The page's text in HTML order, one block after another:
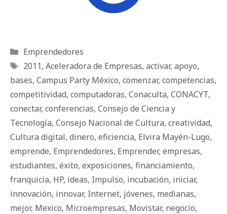
Categorías
Emprendedores
Etiquetas
2011, Aceleradora de Empresas, activar, apoyo,
bases, Campus Party México, comenzar, competencias,
competitividad, computadoras, Conaculta, CONACYT,
conectar, conferencias, Consejo de Ciencia y
Tecnología, Consejo Nacional de Cultura, creatividad,
Cultura digital, dinero, eficiencia, Elvira Mayén-Lugo,
emprende, Emprendedores, Emprender, empresas,
estudiantes, éxito, exposiciones, financiamiento,
franquicia, HP, ideas, Impulso, incubación, iniciar,
innovación, innovar, Internet, jóvenes, medianas,
mejor, Mexico, Microempresas, Movistar, negocio,